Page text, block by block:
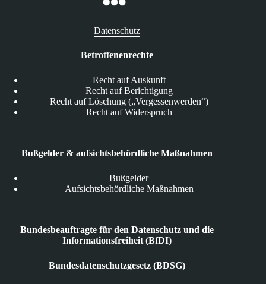
Datenschutz
Betroffenenrechte
Recht auf Auskunft
Recht auf Berichtigung
Recht auf Löschung („Vergessenwerden“)
Recht auf Widerspruch
Bußgelder & aufsichtsbehördliche Maßnahmen
Bußgelder
Aufsichtsbehördliche Maßnahmen
Bundesbeauftragte für den Datenschutz und die
Informationsfreiheit (BfDI)
Bundesdatenschutzgesetz (BDSG)